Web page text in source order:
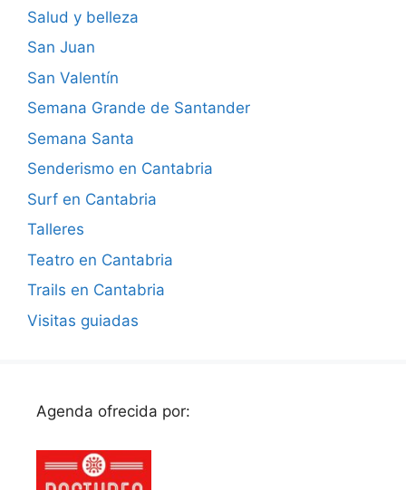
Salud y belleza
San Juan
San Valentín
Semana Grande de Santander
Semana Santa
Senderismo en Cantabria
Surf en Cantabria
Talleres
Teatro en Cantabria
Trails en Cantabria
Visitas guiadas
Agenda ofrecida por: